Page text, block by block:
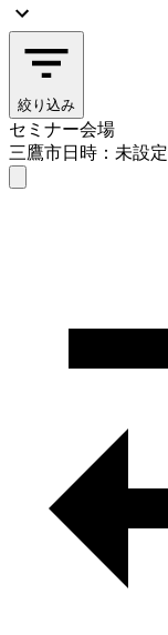
絞り込み
セミナー会場
三鷹市日時：未設定